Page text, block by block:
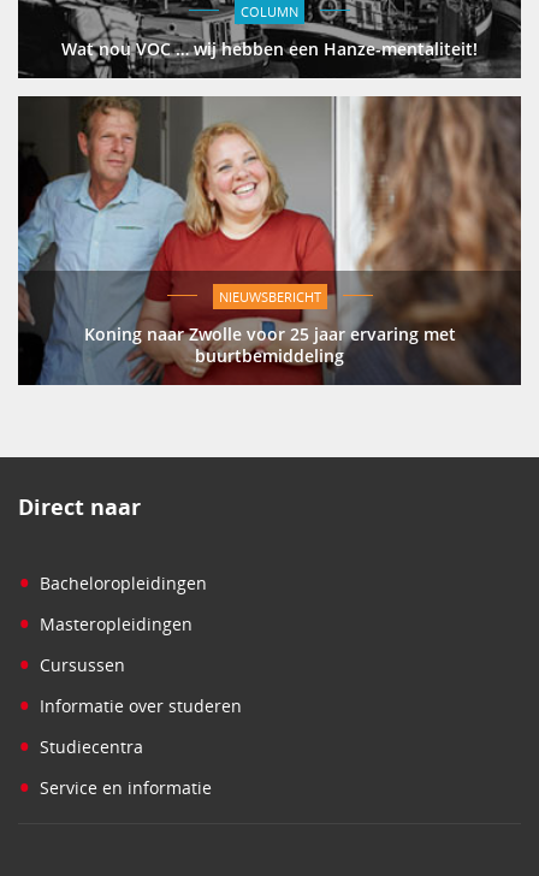
COLUMN
Wat nou VOC … wij hebben een Hanze-mentaliteit!
NIEUWSBERICHT
Koning naar Zwolle voor 25 jaar ervaring met
buurtbemiddeling
Direct naar
• Bacheloropleidingen
• Masteropleidingen
• Cursussen
• Informatie over studeren
• Studiecentra
• Service en informatie